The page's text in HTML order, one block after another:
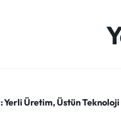
Üretim, Üstün Teknoloji